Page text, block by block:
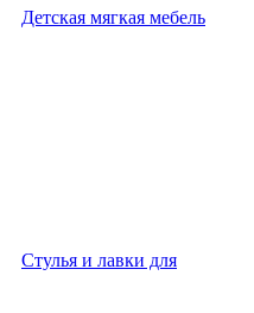
Детская мягкая мебель
Стулья и лавки для